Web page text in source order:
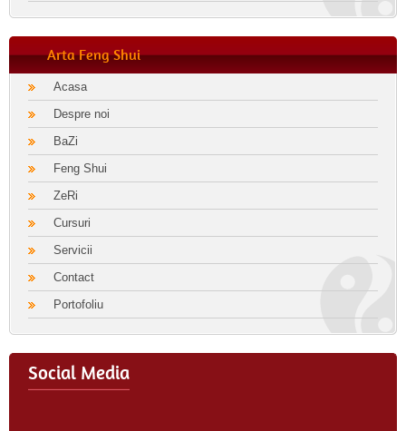
Arta Feng Shui
Acasa
Despre noi
BaZi
Feng Shui
ZeRi
Cursuri
Servicii
Contact
Portofoliu
Social Media